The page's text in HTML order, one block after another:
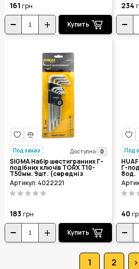
161 грн
Купить
234
Под заказ Доступно: 0
SIGMA Набір шестигранних Г-
подібних ключів TORX T10-
T50мм. 9шт. (середні з
отвором) 4022221
Артикул: 4022221
183 грн
Купить
Под
Г-
8од.
40
1 2